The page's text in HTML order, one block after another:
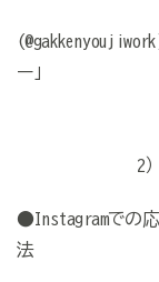
2
●Instagramでの